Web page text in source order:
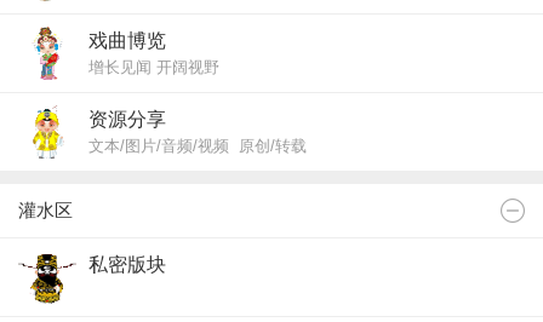
戏曲博览
增长见闻 开阔视野
资源分享
文本/图片/音频/视频 原创/转载
灌水区
私密版块